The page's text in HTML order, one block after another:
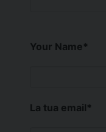
Your Name*
La tua email*